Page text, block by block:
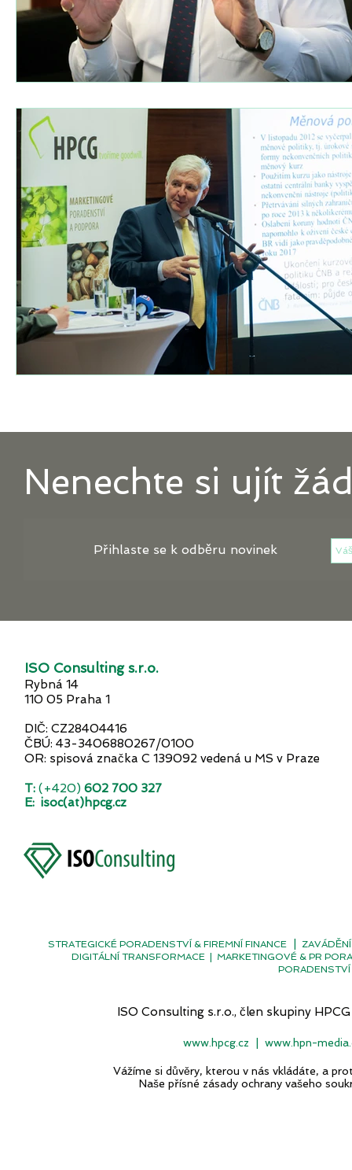
Nenechte si ujít
Přihlaste se k odběru novinek
ISO Consulting s.r.o.
Rybná 14
110 05 Praha 1
DIČ: CZ28404416
ČBÚ: 43-3406880267/0100
OR: spisová značka C 139092 vedená u MS v Praze
T: (+420) 602 700 327
E: isoc(at)hpcg.cz
STRATEGICKÉ PORADENSTVÍ & FIREMNÍ FINANCE
DIGITÁLNÍ TRANSFORMACE
MARKETINGOVÉ & PR
ISO Consulting s.r.o., člen skupiny
www.hpcg.cz www.hpn-
Vážíme si důvěry, kterou v nás vkládáte, a
Naše přísné zásady ochrany vašeho